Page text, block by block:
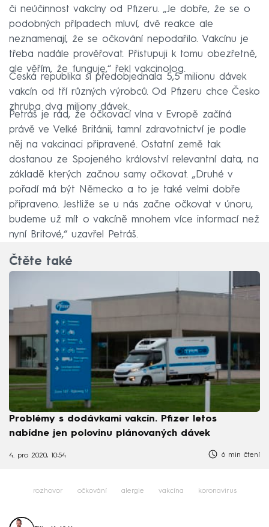
či neúčinnost vakcíny od Pfizeru. „Je dobře, že se o
podobných případech mluví, dvě reakce ale
neznamenají, že se očkování nepodařilo. Vakcínu je
třeba nadále prověřovat. Přistupuji k tomu obezřetně,
ale věřím, že funguje,“ řekl vakcinolog.
Česká republika si předobjednala 5,5 milionu dávek
vakcín od tří různých výrobců. Od Pfizeru chce Česko
zhruba dva miliony dávek.
Petráš je rád, že očkovací vlna v Evropě začíná
právě ve Velké Británii, tamní zdravotnictví je podle
něj na vakcinaci připravené. Ostatní země tak
dostanou ze Spojeného království relevantní data, na
základě kterých začnou samy očkovat. „Druhé v
pořadí má být Německo a to je také velmi dobře
připraveno. Jestliže se u nás začne očkovat v únoru,
budeme už mít o vakcíně mnohem více informací než
nyní Britové,“ uzavřel Petráš.
Čtěte také
Problémy s dodávkami vakcín. Pfizer letos
nabídne jen polovinu plánovaných dávek
4. pro 2020, 10:54 6 min čtení
rozhovor očkování alergie vakcína koronavirus